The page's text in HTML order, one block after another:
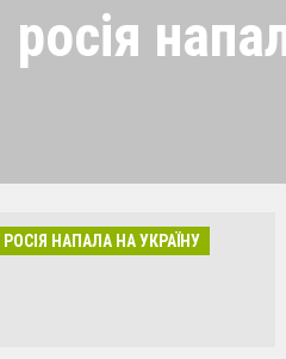
росія
розкрадати будинки
за нашу свободу!!
РОСІЯ НАПАЛА НА УКРАЇНУ